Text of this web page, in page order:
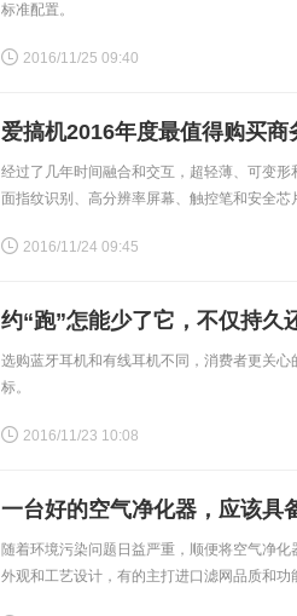
标准配置。
2016/11/25 09:40
爱搞机2016年度最值得购买商
经过了几年时间融合和交互，超轻薄、可变
面指纹识别、高分辨率屏幕、触控笔和安全
2016/11/24 09:45
约“跑”怎能少了它，不仅持久
选购蓝牙耳机和有线耳机不同，消费者更关
标。
2016/11/23 10:08
一台好的空气净化器，应该具
随着环境污染问题日益严重，顺便将空气净
外观和工艺设计，有的主打进口滤网品质和功